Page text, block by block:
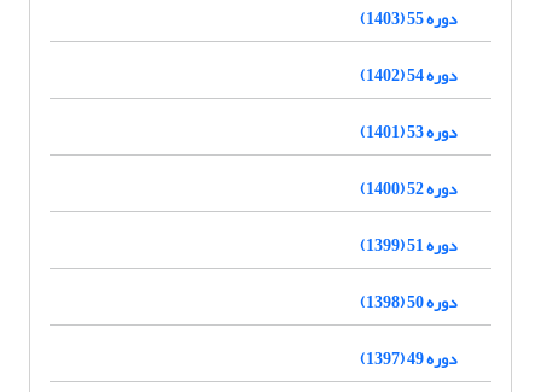
دوره 55 (1403)
دوره 54 (1402)
دوره 53 (1401)
دوره 52 (1400)
دوره 51 (1399)
دوره 50 (1398)
دوره 49 (1397)